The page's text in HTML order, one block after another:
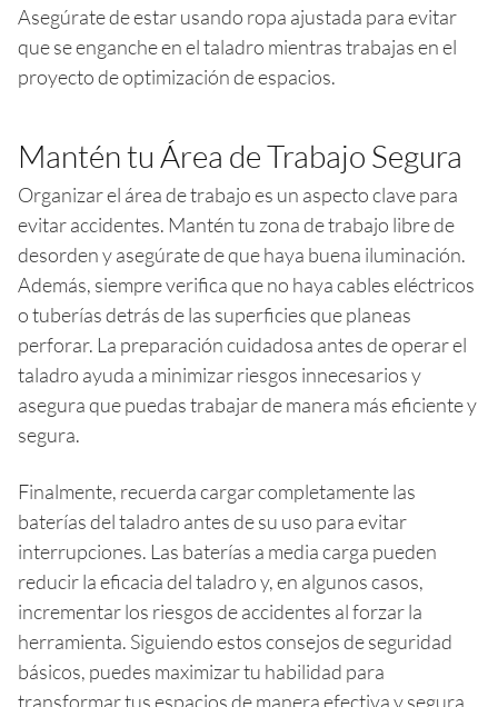
Asegúrate de estar usando ropa ajustada para evitar
que se enganche en el taladro mientras trabajas en el
proyecto de optimización de espacios.
Mantén tu Área de Trabajo Segura
Organizar el área de trabajo es un aspecto clave para
evitar accidentes. Mantén tu zona de trabajo libre de
desorden y asegúrate de que haya buena iluminación.
Además, siempre verifica que no haya cables eléctricos
o tuberías detrás de las superficies que planeas
perforar. La preparación cuidadosa antes de operar el
taladro ayuda a minimizar riesgos innecesarios y
asegura que puedas trabajar de manera más eficiente y
segura.
Finalmente, recuerda cargar completamente las
baterías del taladro antes de su uso para evitar
interrupciones. Las baterías a media carga pueden
reducir la eficacia del taladro y, en algunos casos,
incrementar los riesgos de accidentes al forzar la
herramienta. Siguiendo estos consejos de seguridad
básicos, puedes maximizar tu habilidad para
transformar tus espacios de manera efectiva y segura